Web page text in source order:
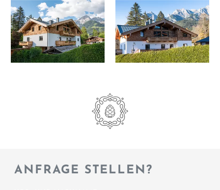
ANFRAGE STELLEN?